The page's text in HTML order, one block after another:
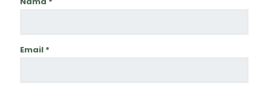
Email *